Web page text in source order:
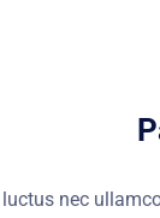
nec